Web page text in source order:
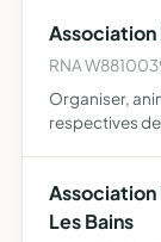
actions de p…
Association
RNA
Organiser,
respectives
Les Bains